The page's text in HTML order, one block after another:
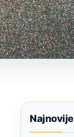
Najnovije